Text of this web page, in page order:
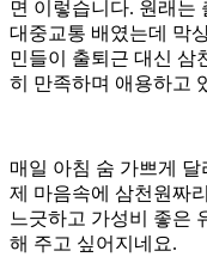
면 이렇습니다. 원래는
대중교통 배였는데 막
민들이 출퇴근 대신 삼
히 만족하며 애용하고
매일 아침 숨 가쁘게
제 마음속에 삼천원짜
느긋하고 가성비 좋은
해 주고 싶어지네요.